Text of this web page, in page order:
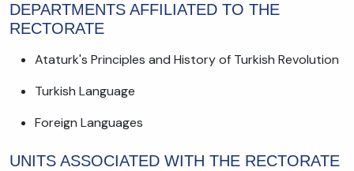
DEPARTMENTS AFFILIATED TO THE
RECTORATE
Ataturk's Principles and History of Turkish Revolution
Turkish Language
Foreign Languages
UNITS ASSOCIATED WITH THE RECTORATE